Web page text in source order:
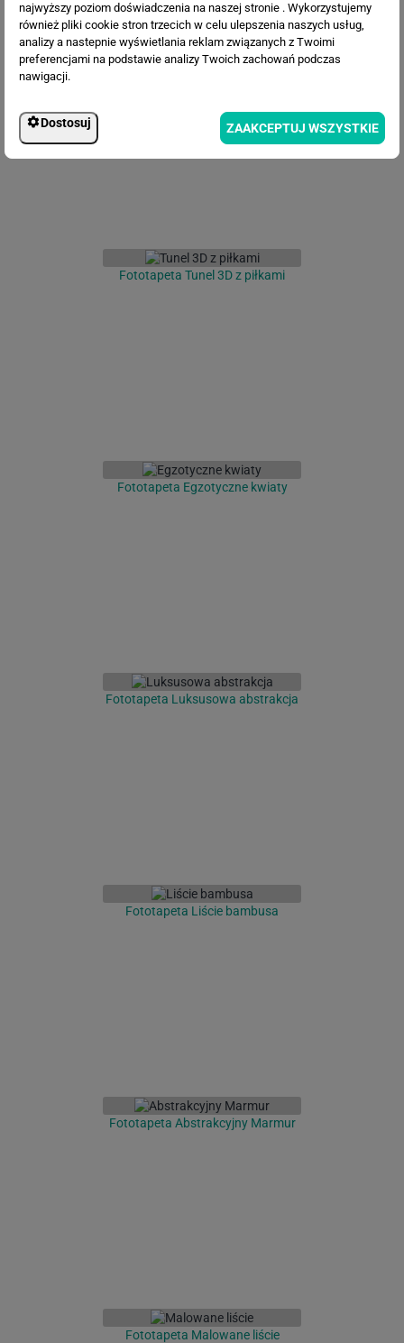
Fototapeta Pegaz
Fototapeta Tunel 3D z piłkami
Fototapeta Egzotyczne kwiaty
Fototapeta Luksusowa abstrakcja
Fototapeta Liście bambusa
Fototapeta Abstrakcyjny Marmur
Fototapeta Malowane liście
najwyższy poziom doświadczenia na naszej stronie . Wykorzystujemy
również pliki cookie stron trzecich w celu ulepszenia naszych usług,
analizy a nastepnie wyświetlania reklam związanych z Twoimi
preferencjami na podstawie analizy Twoich zachowań podczas
nawigacji.
Dostosuj ZAAKCEPTUJ WSZYSTKIE